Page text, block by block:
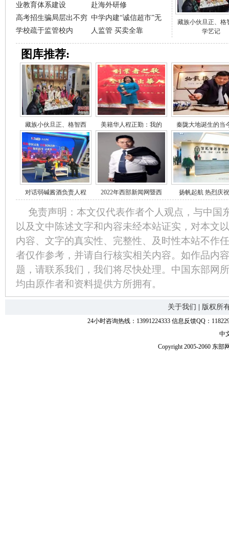
业教育体系建设
赴海外研修
高考招生骗局层出不穷
学校疏于监管校内
中学内建“诚信超市”无
人监管 买卖全靠
藏族小伙旦正、格
学艺记
图库推荐:
藏族小伙旦正、格智西 美籍华人程正勤：我的 秦陇大地诞生的当
对话弱碱酱酒负责人程 2022年西部新闻网暨西 扬帆起航 热烈庆
免责声明：本文仅代表作者个人观点，与中国
以及文中陈述文字和内容未经本站证实，对本文
内容、文字的真实性、完整性、及时性本站不作
者仅作参考，并请自行核实相关内容。如作品内
题，请联系我们，我们将尽快处理。中国东部网
均由原作者和资料提供方所拥有。
关于我们 版权所
24小时咨询热线：13991224333 信息反馈QQ：
中
Copyright 2005-2060 东部